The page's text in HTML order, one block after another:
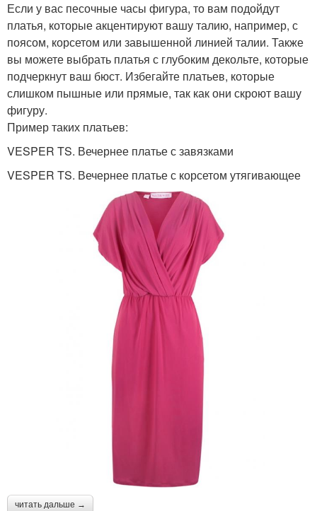
Если у вас песочные часы фигура, то вам подойдут
платья, которые акцентируют вашу талию, например, с
поясом, корсетом или завышенной линией талии. Также
вы можете выбрать платья с глубоким декольте, которые
подчеркнут ваш бюст. Избегайте платьев, которые
слишком пышные или прямые, так как они скроют вашу
фигуру.
Пример таких платьев:
VESPER TS. Вечернее платье с завязками
VESPER TS. Вечернее платье с корсетом утягивающее
читать дальше →